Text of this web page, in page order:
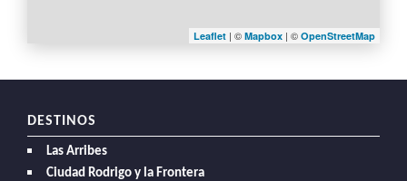
Leaflet | © Mapbox | © OpenStreetMap
DESTINOS
Las Arribes
Ciudad Rodrigo y la Frontera